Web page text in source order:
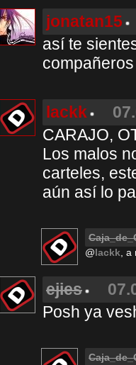
jonatan15
así te
compañeros
lackk
CARAJO,
Los malos
carteles,
aún así lo
@lackk ,
ejies
Posh ya